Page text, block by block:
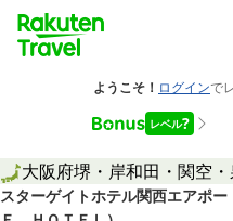
大阪府堺・岸和田・関空
スターゲイトホテル関西エアポ